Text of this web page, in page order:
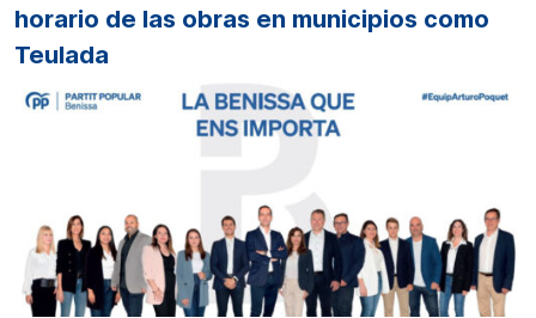
horario de las obras en municipios como
Teulada